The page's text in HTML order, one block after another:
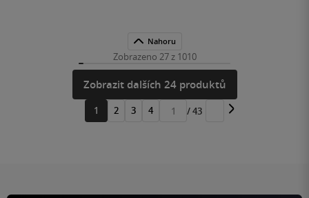
Nahoru
Zobrazeno 27 z 1010
Zobrazit dalších 24 produktů
1 2 3 4
Přejít
/ 43